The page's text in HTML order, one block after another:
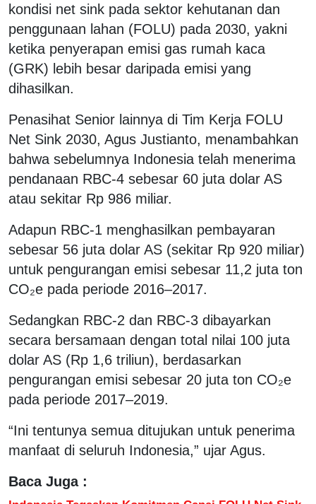
kondisi net sink pada sektor kehutanan dan
penggunaan lahan (FOLU) pada 2030, yakni
ketika penyerapan emisi gas rumah kaca
(GRK) lebih besar daripada emisi yang
dihasilkan.
Penasihat Senior lainnya di Tim Kerja FOLU
Net Sink 2030, Agus Justianto, menambahkan
bahwa sebelumnya Indonesia telah menerima
pendanaan RBC-4 sebesar 60 juta dolar AS
atau sekitar Rp 986 miliar.
Adapun RBC-1 menghasilkan pembayaran
sebesar 56 juta dolar AS (sekitar Rp 920 miliar)
untuk pengurangan emisi sebesar 11,2 juta ton
CO₂e pada periode 2016–2017.
Sedangkan RBC-2 dan RBC-3 dibayarkan
secara bersamaan dengan total nilai 100 juta
dolar AS (Rp 1,6 triliun), berdasarkan
pengurangan emisi sebesar 20 juta ton CO₂e
pada periode 2017–2019.
“Ini tentunya semua ditujukan untuk penerima
manfaat di seluruh Indonesia,” ujar Agus.
Baca Juga :